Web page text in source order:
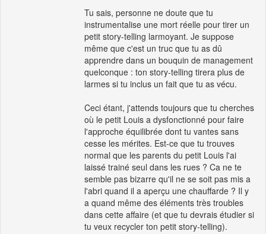
Tu sais, personne ne doute que tu
instrumentalise une mort réelle pour tirer un
petit story-telling larmoyant. Je suppose
même que c'est un truc que tu as dû
apprendre dans un bouquin de management
quelconque : ton story-telling tirera plus de
larmes si tu inclus un fait que tu as vécu.
Ceci étant, j'attends toujours que tu cherches
où le petit Louis a dysfonctionné pour faire
l'approche équilibrée dont tu vantes sans
cesse les mérites. Est-ce que tu trouves
normal que les parents du petit Louis l'ai
laissé trainé seul dans les rues ? Ca ne te
semble pas bizarre qu'il ne se soit pas mis a
l'abri quand il a aperçu une chauffarde ? Il y
a quand même des éléments très troubles
dans cette affaire (et que tu devrais étudier si
tu veux recycler ton petit story-telling).